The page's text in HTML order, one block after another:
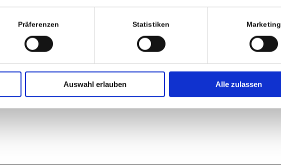
Präferenzen Statistiken Marketing
Auswahl erlauben Alle zulassen